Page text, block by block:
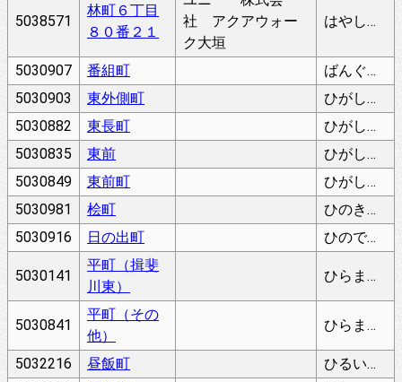
5038571
林町６丁目
８０番２１
社 アクアウォー
ク大垣
はやしまち
5030907 番組町
ばんぐみちょう
5030903
東外側町
ひがしとがわちょう
5030882
東長町
ひがしながちょう
5030835
東前
ひがしまえ
5030849
東前町
ひがしまえちょう
5030981
桧町
ひのきちょう
5030916
日の出町 ひのでちょう
5030141
平町（揖斐
川東）
ひらまち（いびがわひがし）
5030841
平町（その
他）
ひらまち（そのた）
5032216 昼飯町
ひるいちょう